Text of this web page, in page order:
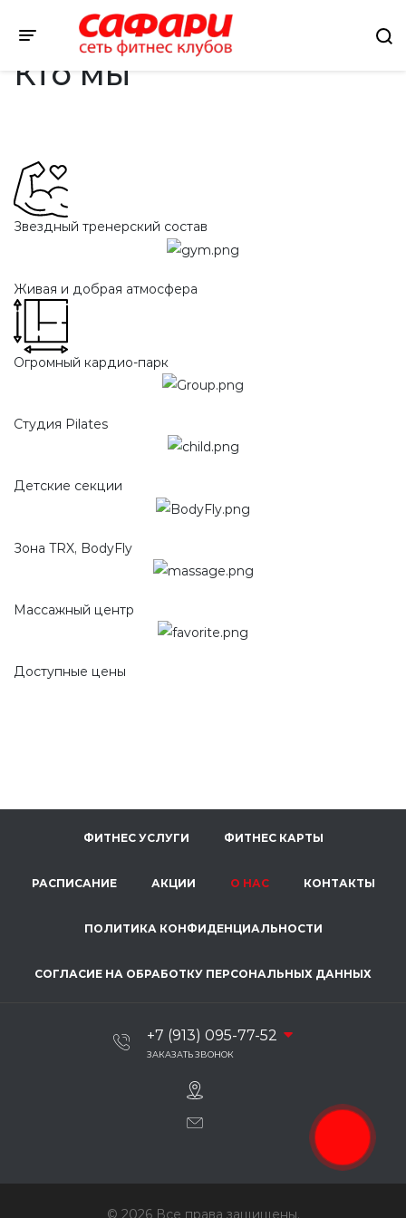
Toggle navigation
-
Кто мы
Звездный тренерский состав
Живая и добрая атмосфера
Огромный кардио-парк
Студия Pilates
Детские секции
Зона TRX, BodyFly
Массажный центр
Доступные цены
ФИТНЕС УСЛУГИ ФИТНЕС КАРТЫ
РАСПИСАНИЕ АКЦИИ О НАС КОНТАКТЫ
ПОЛИТИКА КОНФИДЕНЦИАЛЬНОСТИ
СОГЛАСИЕ НА ОБРАБОТКУ ПЕРСОНАЛЬНЫХ ДАННЫХ
+7 (913) 095-77-52
ЗАКАЗАТЬ ЗВОНОК
© 2026 Все права защищены.